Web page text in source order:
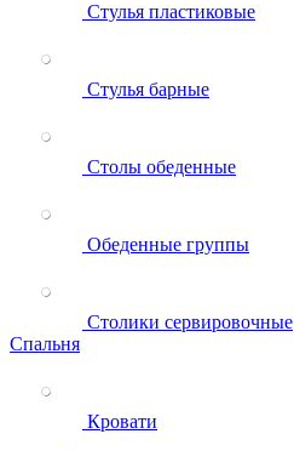
Стулья пластиковые
Стулья барные
Столы обеденные
Обеденные группы
Столики сервировочные
Спальня
Кровати